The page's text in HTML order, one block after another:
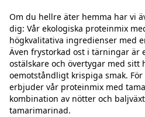
Om du hellre äter hemma har vi
dig: Vår ekologiska proteinmix
högkvalitativa ingredienser med
Även frystorkad ost i tärningar är
ostälskare och övertygar med sitt
oemotståndligt krispiga smak.
erbjuder vår proteinmix med
kombination av nötter och
tamarimarinad.